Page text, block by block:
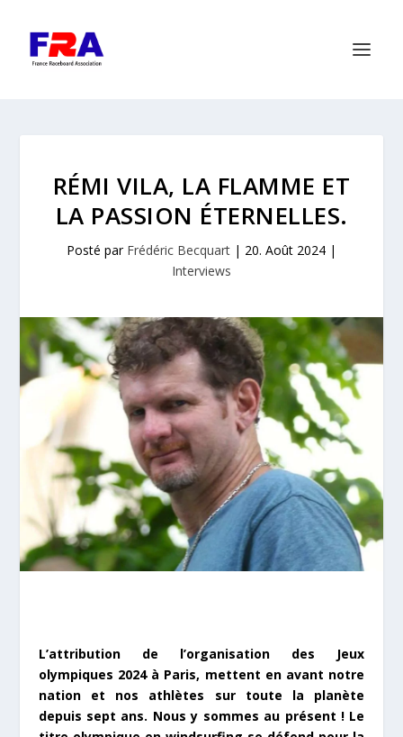
RÉMI VILA, LA FLAMME ET
LA PASSION ÉTERNELLES.
Posté par Frédéric Becquart | 20. Août 2024 |
Interviews
L’attribution de l’organisation des Jeux
olympiques 2024 à Paris, mettent en avant notre
nation et nos athlètes sur toute la planète
depuis sept ans. Nous y sommes au présent ! Le